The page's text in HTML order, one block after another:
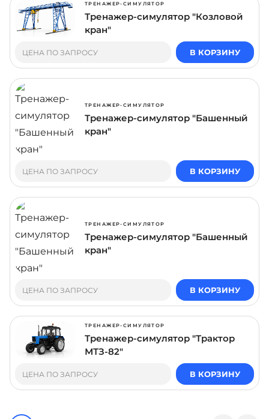
ТРЕНАЖЕР-СИМУЛЯТОР
Тренажер-симулятор "Козловой
кран"
ЦЕНА ПО ЗАПРОСУ В КОРЗИНУ
ТРЕНАЖЕР-СИМУЛЯТОР
Тренажер-симулятор "Башенный
кран"
ЦЕНА ПО ЗАПРОСУ В КОРЗИНУ
ТРЕНАЖЕР-СИМУЛЯТОР
Тренажер-симулятор "Башенный
кран"
ЦЕНА ПО ЗАПРОСУ В КОРЗИНУ
ТРЕНАЖЕР-СИМУЛЯТОР
Тренажер-симулятор "Трактор
МТЗ-82"
ЦЕНА ПО ЗАПРОСУ В КОРЗИНУ